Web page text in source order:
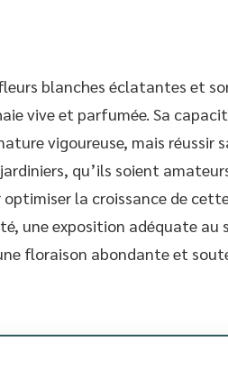
blanches éclatantes et
vive et parfumée. Sa
vigoureuse, mais réussir
qu’ils soient
optimiser la croissance de
une exposition adéquate au
floraison abondante et